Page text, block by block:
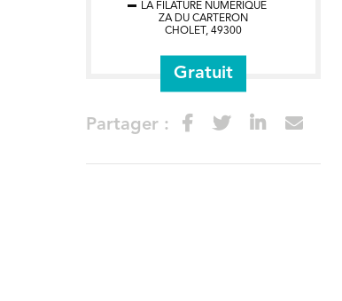
LA FILATURE NUMÉRIQUE
ZA DU CARTERON
CHOLET , 49300
Gratuit
Partager :